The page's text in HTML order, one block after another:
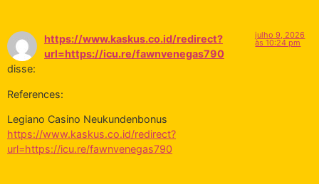
https://www.kaskus.co.id/redirect?
url=https://icu.re/fawnvenegas790
disse:
julho 9, 2026
às 10:24 pm
References:
Legiano Casino Neukundenbonus
https://www.kaskus.co.id/redirect?
url=https://icu.re/fawnvenegas790